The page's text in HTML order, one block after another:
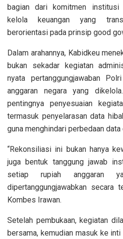
bagian dari komitmen institusi
kelola keuangan yang
berorientasi pada prinsip good
Dalam arahannya, Kabidkeu
bukan sekadar kegiatan
nyata pertanggungjawaban
anggaran negara yang
pentingnya penyesuaian
termasuk penyelarasan data
guna menghindari perbedaan data
“Rekonsiliasi ini bukan hanya
juga bentuk tanggung jawab
setiap rupiah anggaran
dipertanggungjawabkan secara
Kombes Irawan.
Setelah pembukaan, kegiatan
bersama, kemudian masuk ke